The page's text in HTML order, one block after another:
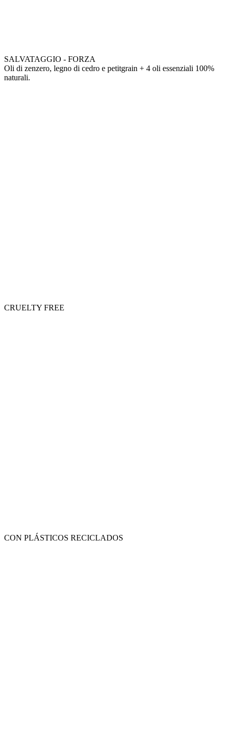
SALVATAGGIO - FORZA
Oli di zenzero, legno di cedro e petitgrain + 4 oli essenziali 100%
naturali.
CRUELTY FREE
CON PLÁSTICOS RECICLADOS